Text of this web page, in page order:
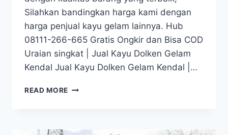
Silahkan bandingkan harga kami dengan
harga penjual kayu gelam lainnya. Hub
08111-266-665 Gratis Ongkir dan Bisa COD
Uraian singkat | Jual Kayu Dolken Gelam
Kendal Jual Kayu Dolken Gelam Kendal |…
READ MORE JUAL
KENDAL